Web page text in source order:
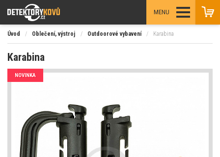
MENU
Úvod / Oblečení, výstroj / Outdoorové vybavení / Karabina
Karabina
NOVINKA